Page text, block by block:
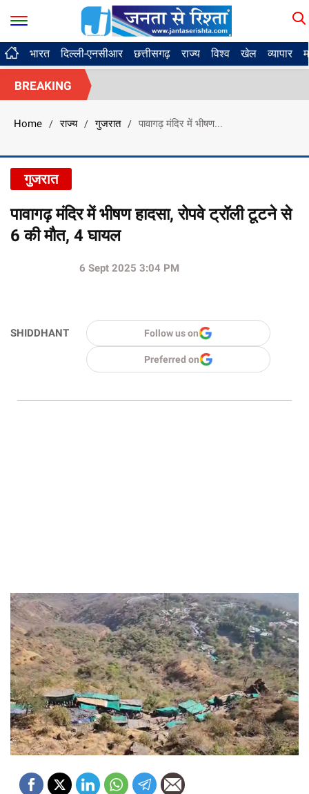
भारत दिल्ली-एनसीआर छत्तीसगढ़ राज्य विश्व खेल व्यापार
BREAKING
Home / राज्य / गुजरात / पावागढ़ मंदिर में भीषण...
गुजरात
पावागढ़ मंदिर में भीषण हादसा, रोपवे ट्रॉली टूटने से
6 की मौत, 4 घायल
SHIDDHANT
6 Sept 2025 3:04 PM
Follow us on
Preferred on